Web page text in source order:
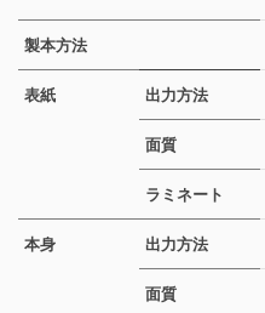
製本方法
表紙 出力方法
面質
ラミネート
本身 出力方法
面質